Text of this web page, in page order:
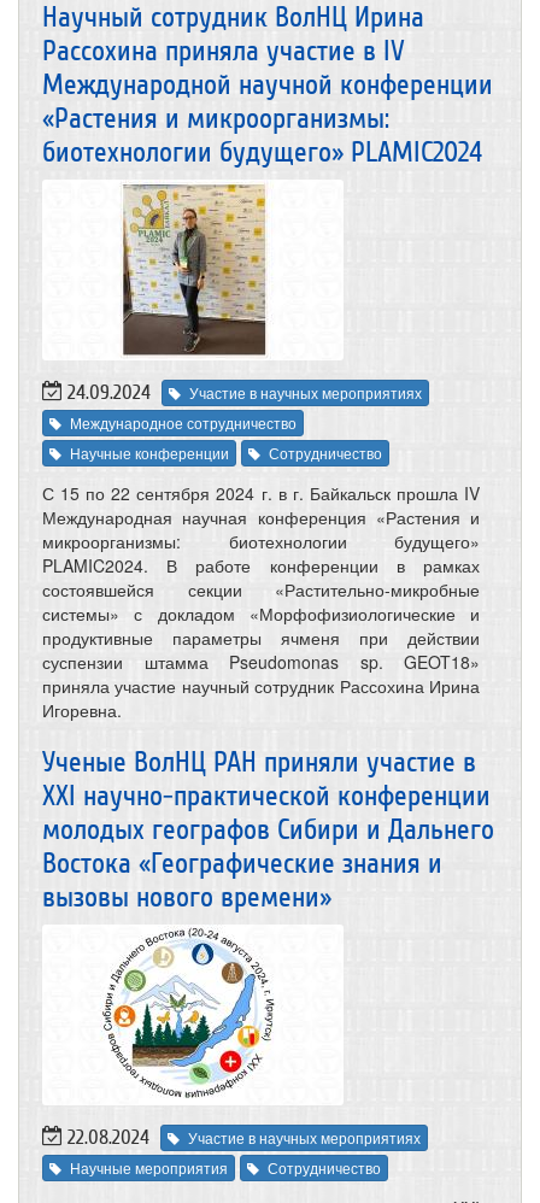
Научный сотрудник ВолНЦ Ирина
Рассохина приняла участие в IV
Международной научной конференции
«Растения и микроорганизмы:
биотехнологии будущего» PLAMIC2024
24.09.2024
Участие в научных мероприятиях
Международное сотрудничество
Научные конференции
Сотрудничество
С 15 по 22 сентября 2024 г. в г. Байкальск прошла IV
Международная научная конференция «Растения и
микроорганизмы: биотехнологии будущего»
PLAMIC2024. В работе конференции в рамках
состоявшейся секции «Растительно-микробные
системы» с докладом «Морфофизиологические и
продуктивные параметры ячменя при действии
суспензии штамма Pseudomonas sp. GEOT18»
приняла участие научный сотрудник Рассохина Ирина
Игоревна.
Ученые ВолНЦ РАН приняли участие в
XXI научно-практической конференции
молодых географов Сибири и Дальнего
Востока «Географические знания и
вызовы нового времени»
22.08.2024
Участие в научных мероприятиях
Научные мероприятия
Сотрудничество